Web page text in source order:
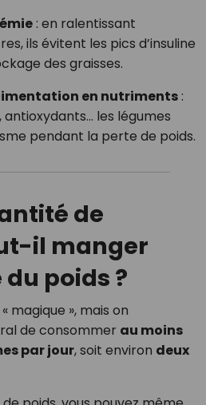
: en ralentissant
ils évitent les pics d’insuline
des graisses.
en nutriments:
les légumes
pendant la perte de poids.
de
il manger
poids ?
magique », mais on
de consommer au moins
par jour, soit environ deux